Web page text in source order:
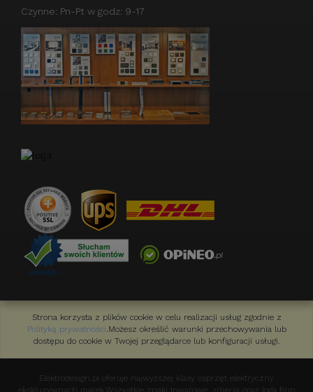
Czynne: Pn-Pt w godz: 9-17
Strona korzysta z plików cookie w celu realizacji usług zgodnie z
Polityką prywatności.Możesz określić warunki przechowywania lub
dostępu do cookie w Twojej przeglądarce lub konfiguracji usługi.
Elektrodesign.pl oferuje najwyższej klasy osprzęt elektryczny
ekskluzywnych marek.Wszystkie znaki towarowe, zdjęcia oraz loga firm